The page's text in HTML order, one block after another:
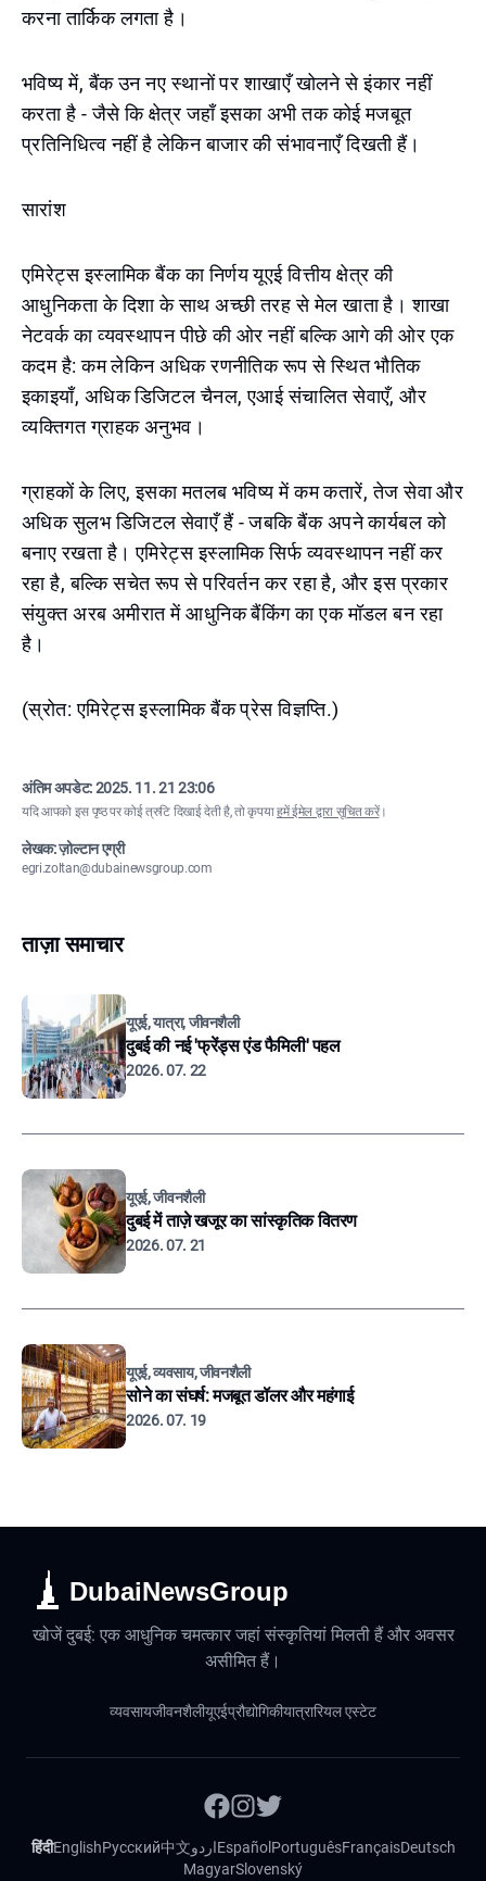
करना तार्किक लगता है।
भविष्य में, बैंक उन नए स्थानों पर शाखाएँ खोलने से इंकार नहीं
करता है - जैसे कि क्षेत्र जहाँ इसका अभी तक कोई मजबूत
प्रतिनिधित्व नहीं है लेकिन बाजार की संभावनाएँ दिखती हैं।
सारांश
एमिरेट्स इस्लामिक बैंक का निर्णय यूएई वित्तीय क्षेत्र की
आधुनिकता के दिशा के साथ अच्छी तरह से मेल खाता है। शाखा
नेटवर्क का व्यवस्थापन पीछे की ओर नहीं बल्कि आगे की ओर एक
कदम है: कम लेकिन अधिक रणनीतिक रूप से स्थित भौतिक
इकाइयाँ, अधिक डिजिटल चैनल, एआई संचालित सेवाएँ, और
व्यक्तिगत ग्राहक अनुभव।
ग्राहकों के लिए, इसका मतलब भविष्य में कम कतारें, तेज सेवा और
अधिक सुलभ डिजिटल सेवाएँ हैं - जबकि बैंक अपने कार्यबल को
बनाए रखता है। एमिरेट्स इस्लामिक सिर्फ व्यवस्थापन नहीं कर
रहा है, बल्कि सचेत रूप से परिवर्तन कर रहा है, और इस प्रकार
संयुक्त अरब अमीरात में आधुनिक बैंकिंग का एक मॉडल बन रहा
है।
(स्रोत: एमिरेट्स इस्लामिक बैंक प्रेस विज्ञप्ति.)
अंतिम अपडेट:2025. 11. 21 23:06
यदि आपको इस पृष्ठ पर कोई त्रुटि दिखाई देती है, तो कृपयाहमें ईमेल द्वारा सूचित करें।
लेखक: ज़ोल्टान एग्री
egri.zoltan@dubainewsgroup.com
ताज़ा समाचार
यूएई, यात्रा, जीवनशैली
दुबई की नई 'फ्रेंड्स एंड फैमिली' पहल
2026. 07. 22
यूएई, जीवनशैली
दुबई में ताज़े खजूर का सांस्कृतिक वितरण
2026. 07. 21
यूएई, व्यवसाय, जीवनशैली
सोने का संघर्ष: मजबूत डॉलर और महंगाई
2026. 07. 19
DubaiNewsGroup
खोजें दुबई: एक आधुनिक चमत्कार जहां संस्कृतियां मिलती हैं और अवसर
असीमित हैं।
व्यवसायजीवनशैलीयूएईप्रौद्योगिकीयात्रारियल एस्टेट
हिंदीEnglishРусский中文اردوEspañol PortuguêsFrançaisDeutsch
MagyarSlovenský